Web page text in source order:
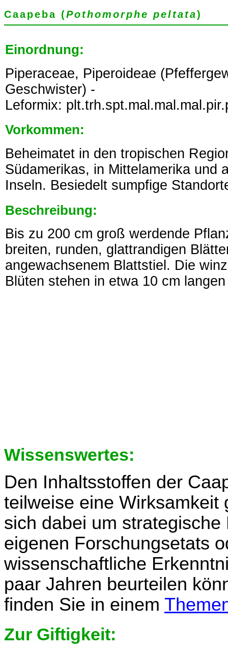
Caapeba (Pothomorphe peltata)
Einordnung:
Piperaceae, Piperoideae
Geschwister) -
Leformix:
Vorkommen:
Beheimatet in den tropischen
Südamerikas, in Mittelamerika und
Inseln. Besiedelt sumpfige
Beschreibung:
Bis zu 200 cm groß werdende
breiten, runden, glattrandigen
angewachsenem Blattstiel. Die
Blüten stehen in etwa 10 cm
Wissenswertes:
Den Inhaltsstoffen der
teilweise eine Wirksamkeit
sich dabei um
eigenen Forschungsetats
wissenschaftliche
paar Jahren beurteilen
finden Sie in einem
Zur Giftigkeit: